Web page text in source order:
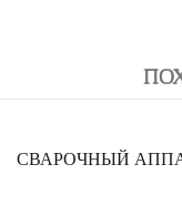
СВАРОЧНЫЙ